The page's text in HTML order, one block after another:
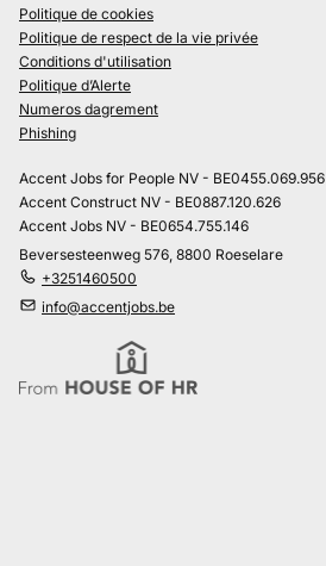
Politique de cookies
Politique de respect de la vie privée
Conditions d'utilisation
Politique d’Alerte
Numeros dagrement
Phishing
Accent Jobs for People NV - BE0455.069.956
Accent Construct NV - BE0887.120.626
Accent Jobs NV - BE0654.755.146
Beversesteenweg 576, 8800 Roeselare
+3251460500
info@accentjobs.be